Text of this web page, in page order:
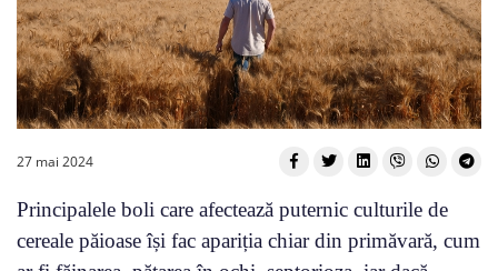
27 mai 2024
Principalele boli care afectează puternic culturile de
cereale păioase își fac apariția chiar din primăvară, cum